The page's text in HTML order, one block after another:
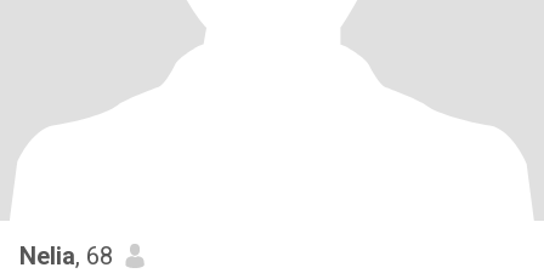
Nelia, 68